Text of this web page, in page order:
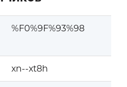
%F0%9F%93%98
xn--xt8h